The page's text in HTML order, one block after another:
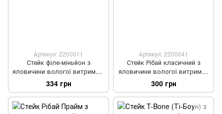
Артикул: 2200011
Стейк філе-міньйон з
яловичини вологої витримки,
200 г ТМ Hot Steak
334 грн
Артикул: 2200041
Стейк Рібай класичний з
яловичини вологої витримки
(розмір S) ТМ Hot Steak
300 грн